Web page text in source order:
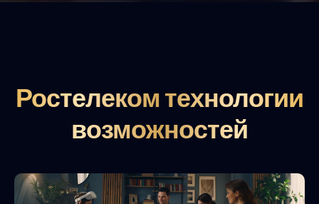
Ростелеком технологии
возможностей